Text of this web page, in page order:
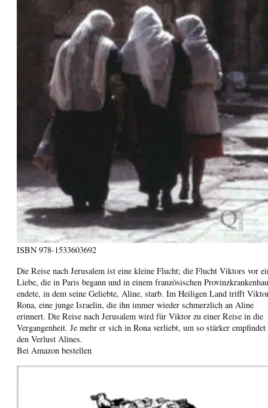
ISBN 978-1533603692
Die Reise nach Jerusalem ist eine kleine Flucht; die Flucht Viktors vor
Liebe, die in Paris begann und in einem französischen
endete, in dem seine Geliebte, Aline, starb. Im Heiligen Land trifft
Rona, eine junge Israelin, die ihn immer wieder schmerzlich an Aline
erinnert. Die Reise nach Jerusalem wird für Viktor zu einer Reise in die
Vergangenheit. Je mehr er sich in Rona verliebt, um so stärker empfindet
den Verlust Alines.
Bei Amazon bestellen